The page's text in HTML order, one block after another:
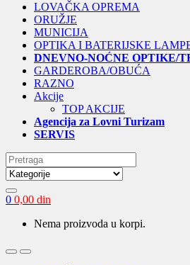
LOVAČKA OPREMA
ORUŽJE
MUNICIJA
OPTIKA I BATERIJSKE
DNEVNO-NOĆNE OPTIKE/
GARDEROBA/OBUĆA
RAZNO
Akcije
TOP AKCIJE
Agencija za Lovni Turizam
SERVIS
Search
for:
0 0,00 din
Nema proizvoda u korpi.
OpenClose